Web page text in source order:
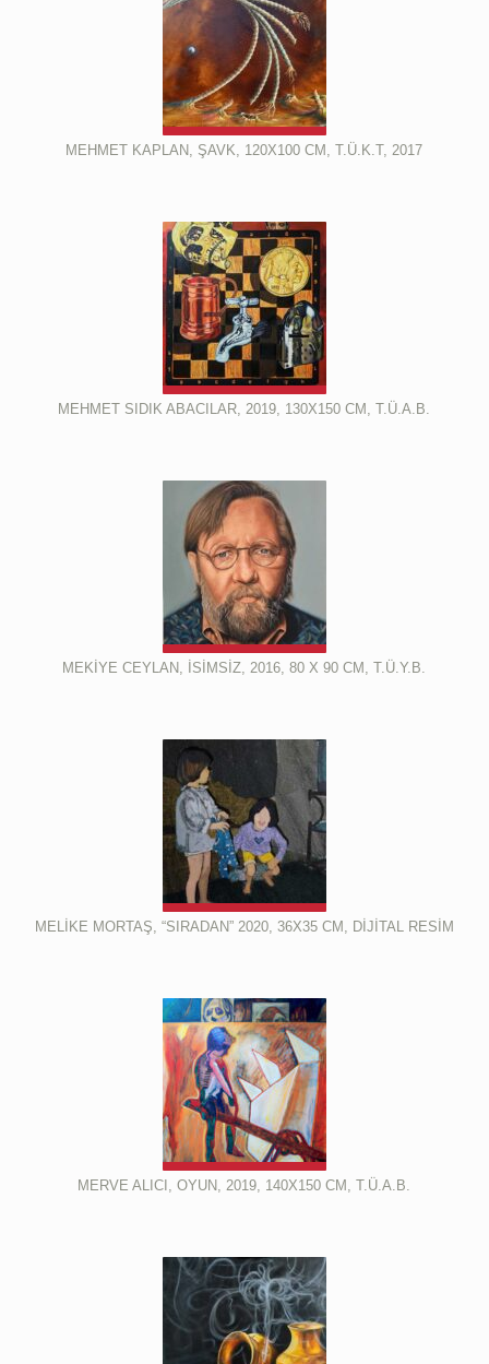
MEHMET KAPLAN, ŞAVK, 120X100 CM, T.Ü.K.T, 2017
MEHMET SIDIK ABACILAR, 2019, 130X150 CM, T.Ü.A.B.
MEKİYE CEYLAN, İSİMSİZ, 2016, 80 X 90 CM, T.Ü.Y.B.
MELİKE MORTAŞ, “SIRADAN” 2020, 36X35 CM, DİJİTAL RESİM
MERVE ALICI, OYUN, 2019, 140X150 CM, T.Ü.A.B.